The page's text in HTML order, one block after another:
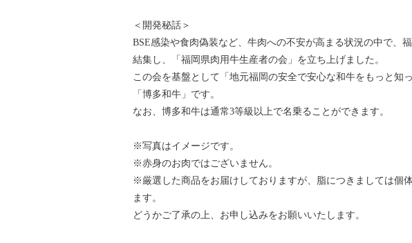
＜開発秘話＞
BSE感染や食肉偽装など、牛肉への不安が高まる状況の中で、
結集し、「福岡県肉用牛生産者の会」を立ち上げました。
この会を基盤として「地元福岡の安全で安心な和牛をもっと知
「博多和牛」です。
なお、博多和牛は通常3等級以上で名乗ることができます。
※写真はイメージです。
※赤身のお肉ではございません。
※厳選した商品をお届けしておりますが、脂につきましては個
ます。
どうかご了承の上、お申し込みをお願いいたします。